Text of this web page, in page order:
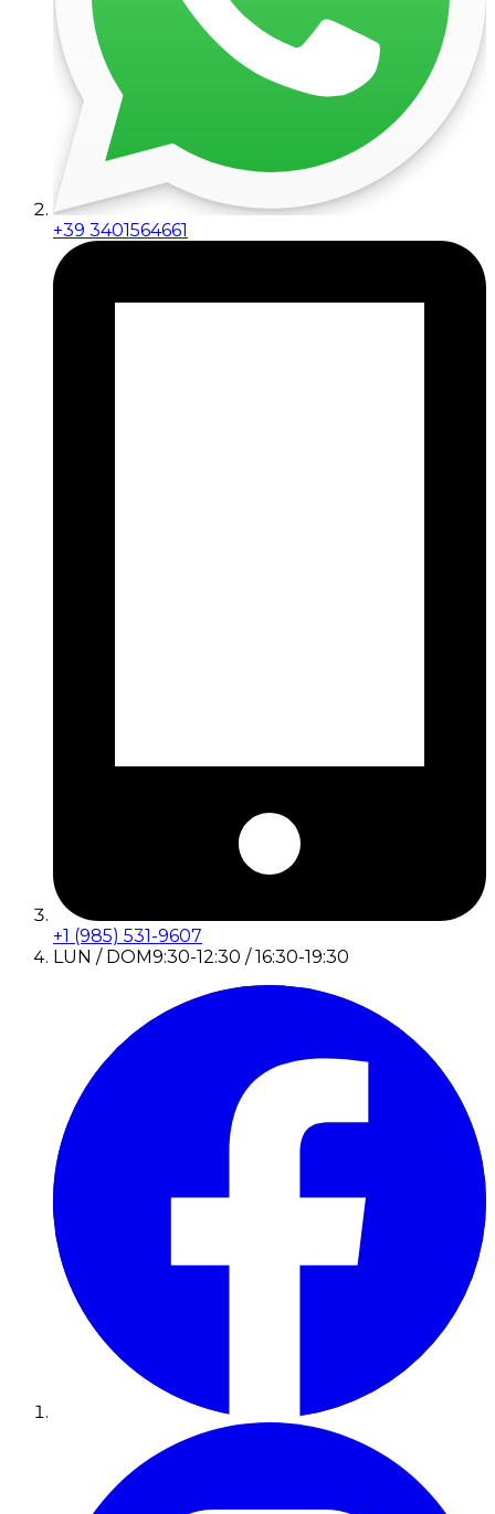
+39 3401564661
+1 (985) 531-9607
LUN / DOM9:30-12:30 / 16:30-19:30